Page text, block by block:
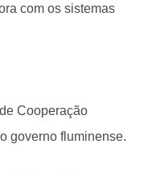
com os sistemas
Cooperação
governo fluminense.